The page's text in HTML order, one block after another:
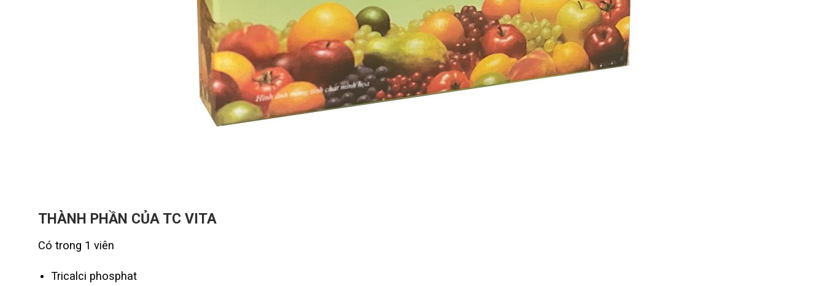
THÀNH PHẦN CỦA TC VITA
Có trong 1 viên
Tricalci phosphat